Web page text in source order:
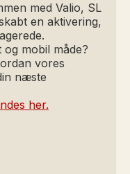
med Valio, SL
en aktivering,
mobil måde?
vores
næste
her.